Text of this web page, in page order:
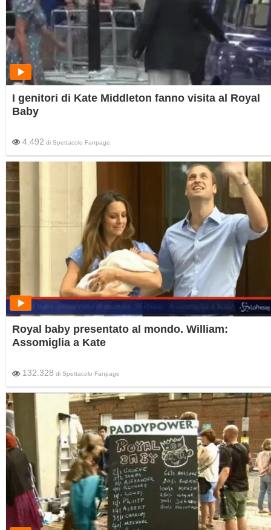
I genitori di Kate Middleton fanno visita al Royal
Baby
4.492 di Spettacolo Fanpage
Royal baby presentato al mondo. William:
Assomiglia a Kate
132.328 di Spettacolo Fanpage